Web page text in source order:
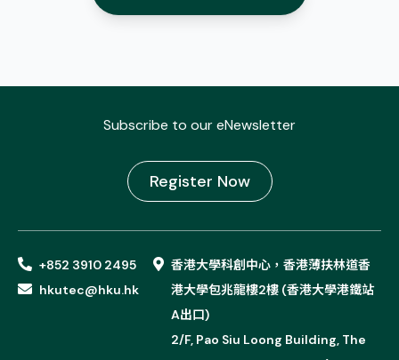
Subscribe to our eNewsletter
Register Now
+852 3910 2495
hkutec@hku.hk
香港大學科創中心，香港薄扶林道香
港大學包兆龍樓2樓 (香港大學港鐵站
A出口)
2/F, Pao Siu Loong Building, The